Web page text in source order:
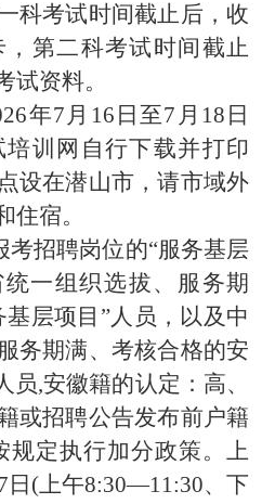
科考试时间截止后，收
第二科考试时间截止
试资料。
年7月16日至7月18日
训网自行下载并打印
设在潜山市，请市域外
住宿。
考招聘岗位的“服务基层
一组织选拔、服务期
层项目”人员，以及中
务期满、考核合格的安
员,安徽籍的认定：高、
或招聘公告发布前户籍
规定执行加分政策。上
日(上午8:30—11:30、下